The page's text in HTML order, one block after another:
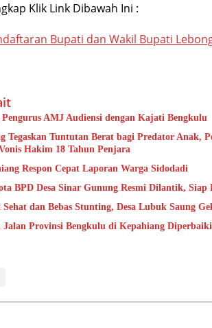
Klik Link Dibawah Ini :
Bupati dan Wakil Bupati
AMJ Audiensi dengan Kajati Bengkulu
Tegaskan Tuntutan Berat bagi Predator Anak,
Hakim 18 Tahun Penjara
Respon Cepat Laporan Warga Sidodadi
BPD Desa Sinar Gunung Resmi Dilantik,
dan Bebas Stunting, Desa Lubuk Saung
Provinsi Bengkulu di Kepahiang Diperbaiki